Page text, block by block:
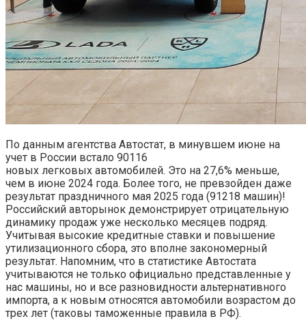
По данным агентства Автостат, в минувшем июне на
учет в России встало 90116
новых легковых автомобилей. Это на 27,6% меньше,
чем в июне 2024 года. Более того, не превзойден даже
результат праздничного мая 2025 года (91218 машин)!
Российский авторынок демонстрирует отрицательную
динамику продаж уже несколько месяцев подряд.
Учитывая высокие кредитные ставки и повышение
утилизационного сбора, это вполне закономерный
результат. Напомним, что в статистике Автостата
учитываются не только официально представленные у
нас машины, но и все разновидности альтернативного
импорта, а к новым относятся автомобили возрастом до
трех лет (таковы таможенные правила в РФ).